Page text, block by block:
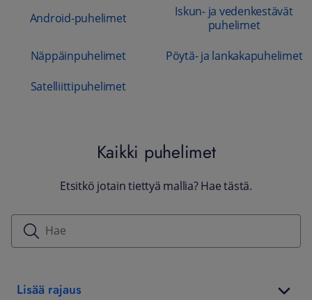
Android-puhelimet
Iskun- ja vedenkestävät
puhelimet
Näppäinpuhelimet Pöytä- ja lankakapuhelimet
Satelliittipuhelimet
Kaikki puhelimet
Etsitkö jotain tiettyä mallia? Hae tästä.
Lisää rajaus